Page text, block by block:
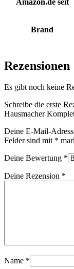
Brand
Rezensionen
Es gibt noch keine
Schreibe die erste
Hausmacher
Deine E-Mail-
Felder sind mit *
Deine Bewertung *
Deine Rezension *
Name *